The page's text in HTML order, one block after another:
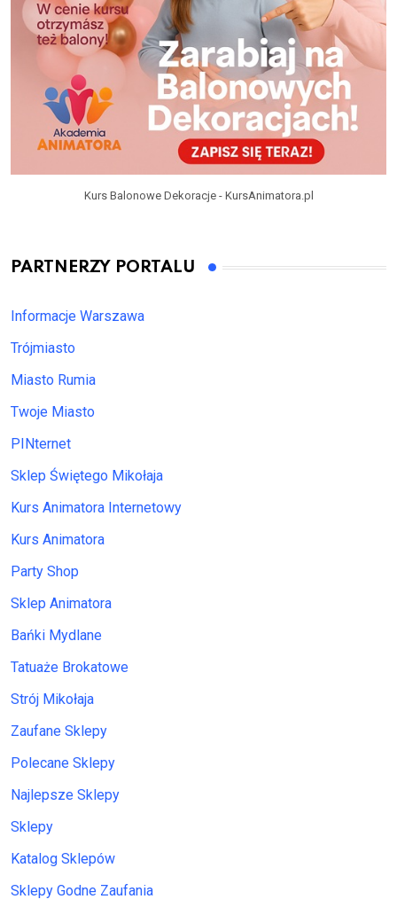
Kurs Balonowe Dekoracje - KursAnimatora.pl
PARTNERZY PORTALU
Informacje Warszawa
Trójmiasto
Miasto Rumia
Twoje Miasto
PINternet
Sklep Świętego Mikołaja
Kurs Animatora Internetowy
Kurs Animatora
Party Shop
Sklep Animatora
Bańki Mydlane
Tatuaże Brokatowe
Strój Mikołaja
Zaufane Sklepy
Polecane Sklepy
Najlepsze Sklepy
Sklepy
Katalog Sklepów
Sklepy Godne Zaufania